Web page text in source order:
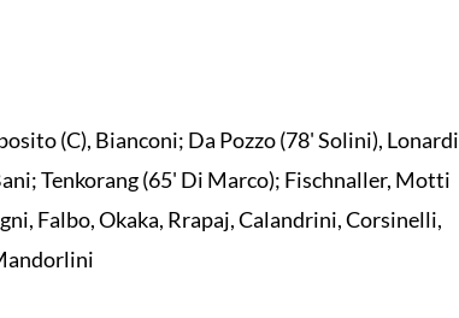
(C), Bianconi; Da Pozzo (78' Solini), Lonardi
Tenkorang (65' Di Marco); Fischnaller, Motti
Falbo, Okaka, Rrapaj, Calandrini, Corsinelli,